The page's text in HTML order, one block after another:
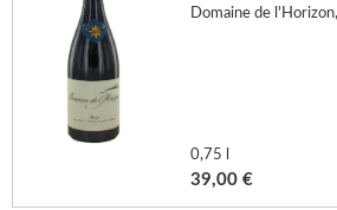
Domaine de
0,75 l
39,00 €